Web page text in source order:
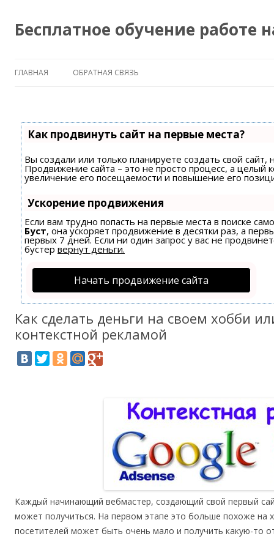
Бесплатное обучение работе
ГЛАВНАЯ ОБРАТНАЯ СВЯЗЬ
Как продвинуть сайт на первые места?
Вы создали или только планируете создать свой сайт,
Продвижение сайта – это не просто процесс, а целый
увеличение его посещаемости и повышение его
Ускорение продвижения
Если вам трудно попасть на первые места в поиске
Буст, она ускоряет продвижение в десятки раз, а
первых 7 дней. Если ни один запрос у вас не
бустер вернут деньги.
Начать продвижение сайта
Как сделать деньги на своем хобби
контекстной рекламой
Каждый начинающий вебмастер, создающий свой первый
может получиться. На первом этапе это больше похоже на
посетителей может быть очень мало и получить какую-то